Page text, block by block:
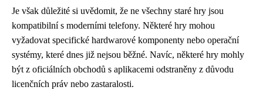
Je však důležité si uvědomit, že ne všechny staré hry jsou
kompatibilní s moderními telefony. Některé hry mohou
vyžadovat specifické hardwarové komponenty nebo operační
systémy, které dnes již nejsou běžné. Navíc, některé hry mohly
být z oficiálních obchodů s aplikacemi odstraněny z důvodu
licenčních práv nebo zastaralosti.